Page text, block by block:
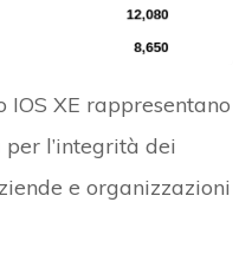
XE rappresentano
l’integrità dei
e organizzazioni